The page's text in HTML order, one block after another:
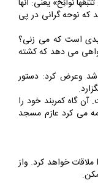
نَوائِحُ» يعنى: آنها
كه نوحه گرانى در پى
است كه مى زنى؟
مى دهد كه كشته
شد وعرض كرد: دستور
گاه كمربند خود را
مى كرد عازم مسجد
خواهد كرد. واز